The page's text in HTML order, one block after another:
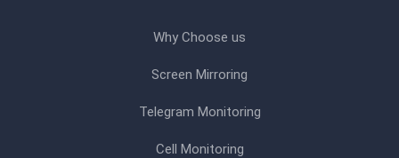
Why Choose us
Screen Mirroring
Telegram Monitoring
Cell Monitoring